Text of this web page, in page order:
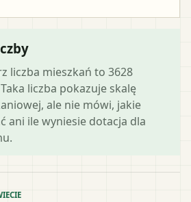
liczba mieszkań to 3628
liczba pokazuje skalę
ale nie mówi, jakie
ani ile wyniesie dotacja dla